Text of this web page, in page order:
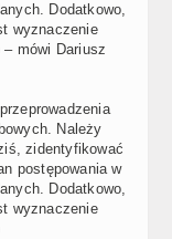
Dodatkowo,
wyznaczenie
mówi Dariusz
Należy
zidentyfikować
postępowania w
Dodatkowo,
wyznaczenie